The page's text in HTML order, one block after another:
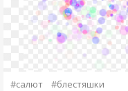
#салют #блестяшки